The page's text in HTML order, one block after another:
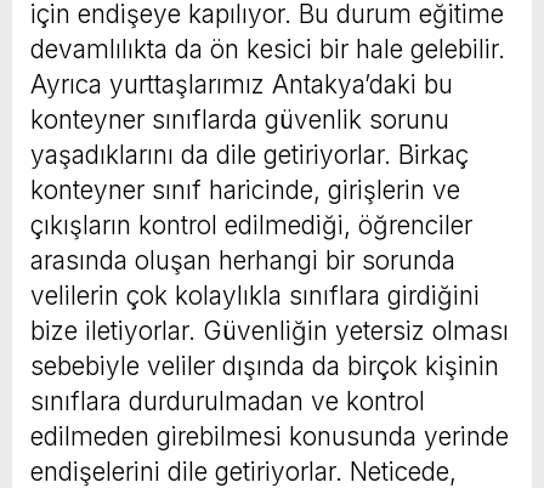
için endişeye kapılıyor. Bu durum eğitime
devamlılıkta da ön kesici bir hale gelebilir.
Ayrıca yurttaşlarımız Antakya’daki bu
konteyner sınıflarda güvenlik sorunu
yaşadıklarını da dile getiriyorlar. Birkaç
konteyner sınıf haricinde, girişlerin ve
çıkışların kontrol edilmediği, öğrenciler
arasında oluşan herhangi bir sorunda
velilerin çok kolaylıkla sınıflara girdiğini
bize iletiyorlar. Güvenliğin yetersiz olması
sebebiyle veliler dışında da birçok kişinin
sınıflara durdurulmadan ve kontrol
edilmeden girebilmesi konusunda yerinde
endişelerini dile getiriyorlar. Neticede,